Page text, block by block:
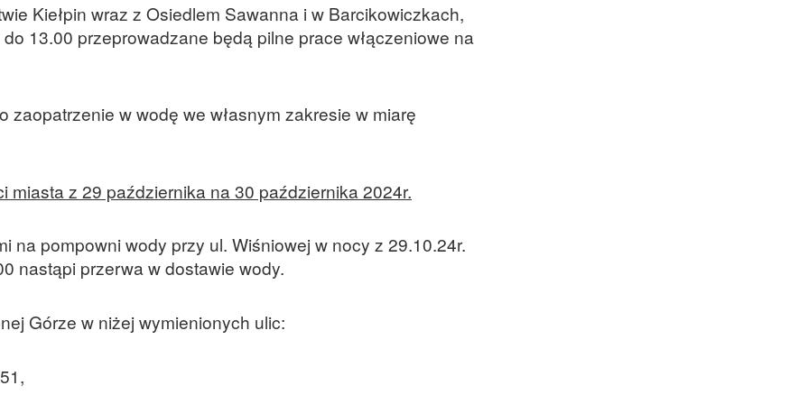
Kiełpin wraz z Osiedlem Sawanna i w Barcikowiczkach,
13.00 przeprowadzane będą pilne prace włączeniowe na
w wodę we własnym zakresie w miarę
z 29 października na 30 października 2024r.
na pompowni wody przy ul. Wiśniowej w nocy z 29.10.24r.
nastąpi przerwa w dostawie wody.
Górze w niżej wymienionych ulic: